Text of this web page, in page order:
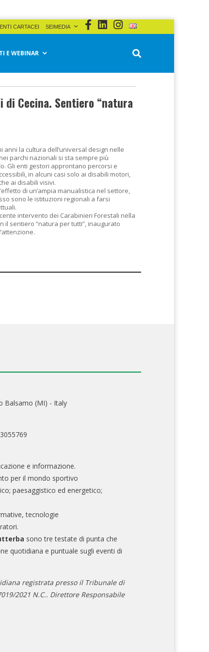
CARTACEI SEIMEDIA
E WEBINAR
di Cecina. Sentiero “natura
anni la cultura dell’universal design nelle
parchi nazionali si sta sempre più
Gli enti gestori approntano percorsi e
in alcuni casi solo ai disabili motori,
ai disabili visivi.
di un’ampia manualistica nel settore,
sono le istituzioni regionali a farsi
intervento dei Carabinieri Forestali nella
il sentiero “natura per tutti”, inaugurato
Balsamo (MI) - Italy
e informazione.
per il mondo sportivo
paesaggistico ed energetico;
tecnologie
sono tre testate di punta che
quotidiana e puntuale sugli eventi di
registrata presso il Tribunale di
2021 N.C.. Direttore Responsabile